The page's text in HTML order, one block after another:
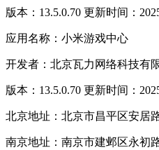
版本：13.5.0.70 更新时间：
应用名称：小米游戏中心
开发者：北京瓦力网络科技有
版本：13.5.0.70 更新时间：
北京地址：北京市昌平区安居
南京地址：南京市建邺区永初